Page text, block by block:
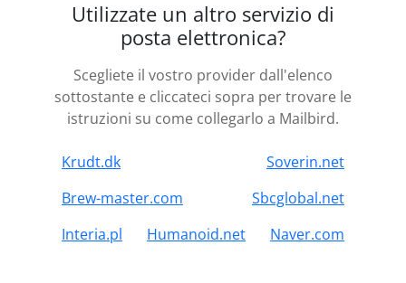
Utilizzate un altro servizio di
posta elettronica?
Scegliete il vostro provider dall'elenco
sottostante e cliccateci sopra per trovare le
istruzioni su come collegarlo a Mailbird.
Krudt.dk
Soverin.net
Brew-master.com
Sbcglobal.net
Interia.pl
Humanoid.net Naver.com